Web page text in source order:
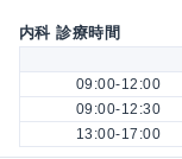
内科 診療時間
09:00-12:00
09:00-12:30
13:00-17:00